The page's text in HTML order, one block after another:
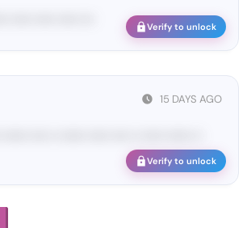
Verify to unlock
15 DAYS AGO
Verify to unlock